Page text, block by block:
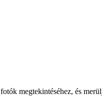
megtekintéséhez, és